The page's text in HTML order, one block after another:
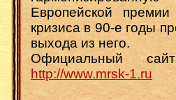
Европейской
кризиса в 90-е годы
выхода из него.
Официальный
http://www.mrsk-1.ru